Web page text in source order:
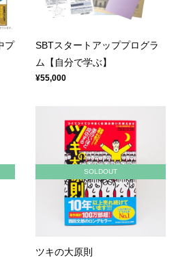
プ
SBTスタートアッププログラ
ム【自分で学ぶ】
¥55,000
SOLDOUT
ツキの大原則